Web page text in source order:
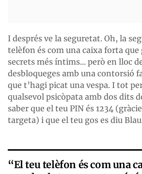
I després ve la seguretat. Oh, la
telèfon és com una caixa forta que
secrets més íntims... però en lloc
desbloqueges amb una contorsió
que t’hagi picat una vespa. I tot
qualsevol psicòpata amb dos dits
saber que el teu PIN és 1234
targeta) i que el teu gos es diu
“El teu telèfon és com una